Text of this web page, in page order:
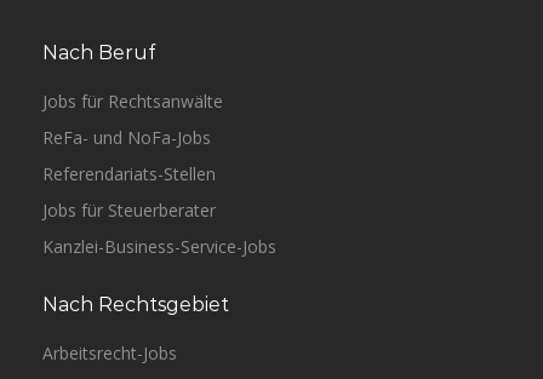
Nach Beruf
Jobs für Rechtsanwälte
ReFa- und NoFa-Jobs
Referendariats-Stellen
Jobs für Steuerberater
Kanzlei-Business-Service-Jobs
Nach Rechtsgebiet
Arbeitsrecht-Jobs